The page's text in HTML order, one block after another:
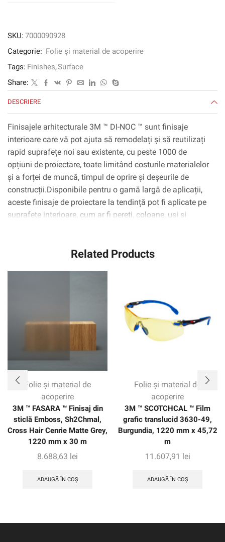
mm
50
m
SKU: 7000090928
Categorie: Folie și material de acoperire
Tags: Finishes,Surface
Share:
DESCRIERE
Finisajele arhitecturale 3M ™ DI-NOC ™ sunt finisaje
interioare care vă pot ajuta să remodelați și să reutilizați
rapid suprafețe noi sau existente, cu peste 1000 de
opțiuni de proiectare, toate limitând costurile materialelor
și a forței de muncă, timpul de oprire și deșeurile de
construcții.Disponibile pentru o gamă largă de aplicații,
aceste finisaje de proiectare la tendință pot fi aplicate pe
suprafețe interioare, cum ar fi pereți, coloane, uși și
practic bulele de aer, simplificând și accelerând procesul
Related Products
Folie și material de
acoperire
3M ™ FASARA ™ Finisaj din
sticlă Emboss, Sh2Chmal,
Cross Hair Cenrie Matte Grey,
1220 mm x 30 m
8.688,63 lei
ADAUGĂ ÎN COȘ
Folie și material de
acoperire
3M ™ SCOTCHCAL ™ Film
grafic translucid 3630-49,
Burgundia, 1220 mm x 45,72
m
11.607,91 lei
ADAUGĂ ÎN COȘ